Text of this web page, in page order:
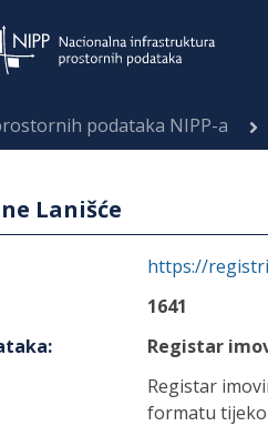
podataka NIPP-a
Lanišće
https://
1641
:
Registar
Registar
formatu